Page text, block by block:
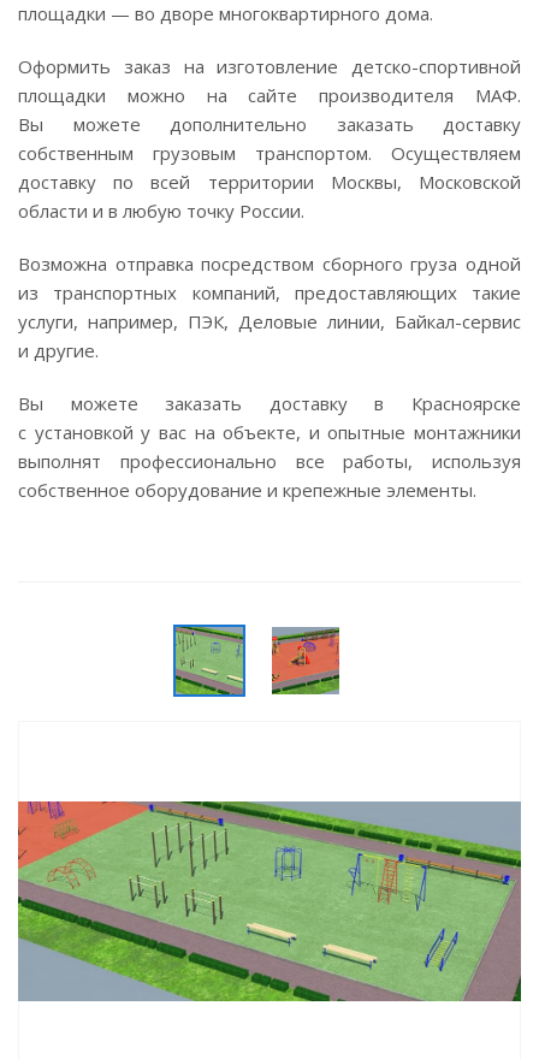
площадки — во дворе многоквартирного дома.
Оформить заказ на изготовление детско-спортивной
площадки можно на сайте производителя МАФ.
Вы можете дополнительно заказать доставку
собственным грузовым транспортом. Осуществляем
доставку по всей территории Москвы, Московской
области и в любую точку России.
Возможна отправка посредством сборного груза одной
из транспортных компаний, предоставляющих такие
услуги, например, ПЭК, Деловые линии, Байкал-сервис
и другие.
Вы можете заказать доставку в Красноярске
с установкой у вас на объекте, и опытные монтажники
выполнят профессионально все работы, используя
собственное оборудование и крепежные элементы.